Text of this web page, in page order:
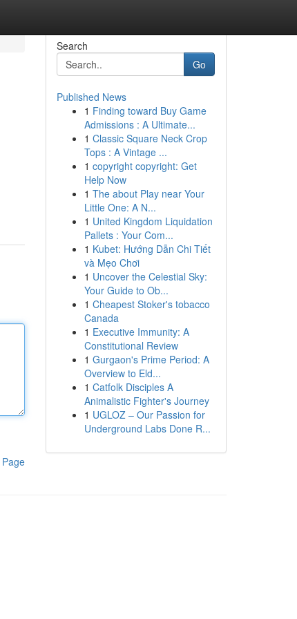
Search
Go
Published News
1 Finding toward Buy Game
Admissions : A Ultimate...
1 Classic Square Neck Crop
Tops : A Vintage ...
1 copyright copyright: Get
Help Now
1 The about Play near Your
Little One: A N...
1 United Kingdom Liquidation
Pallets : Your Com...
1 Kubet: Hướng Dẫn Chi Tiết
và Mẹo Chơi
1 Uncover the Celestial Sky:
Your Guide to Ob...
1 Cheapest Stoker's tobacco
Canada
1 Executive Immunity: A
Constitutional Review
1 Gurgaon's Prime Period: A
Overview to Eld...
1 Catfolk Disciples A
Animalistic Fighter's Journey
1 UGLOZ – Our Passion for
Underground Labs Done R...